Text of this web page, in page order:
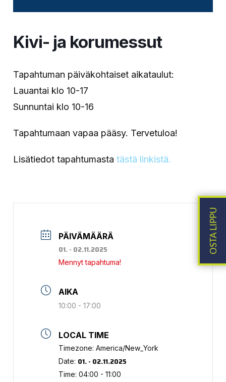
Kivi- ja korumessut
Tapahtuman päiväkohtaiset aikataulut:
Lauantai klo 10-17
Sunnuntai klo 10-16
Tapahtumaan vapaa pääsy. Tervetuloa!
Lisätiedot tapahtumastatästä linkistä.
PÄIVÄMÄÄRÄ
01. - 02.11.2025
Mennyt tapahtuma!
AIKA
10:00 - 17:00
LOCAL TIME
Timezone:America/New_York
Date: 01. - 02.11.2025
Time:04:00 - 11:00